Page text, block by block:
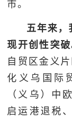
市。
五年来，
现开创性突破
自贸区金义
化义乌国际
（义乌）中
启运港退税